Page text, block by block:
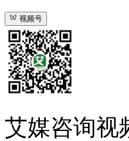
视频号
艾媒咨询视